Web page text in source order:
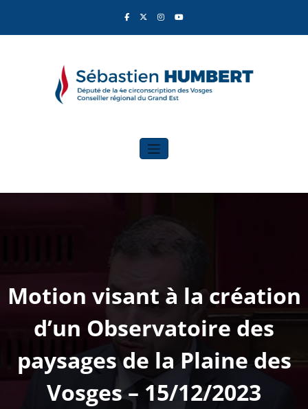
contenu
Sébastien Humbert
Motion visant à la création
d’un Observatoire des
paysages de la Plaine des
Vosges – 15/12/2023